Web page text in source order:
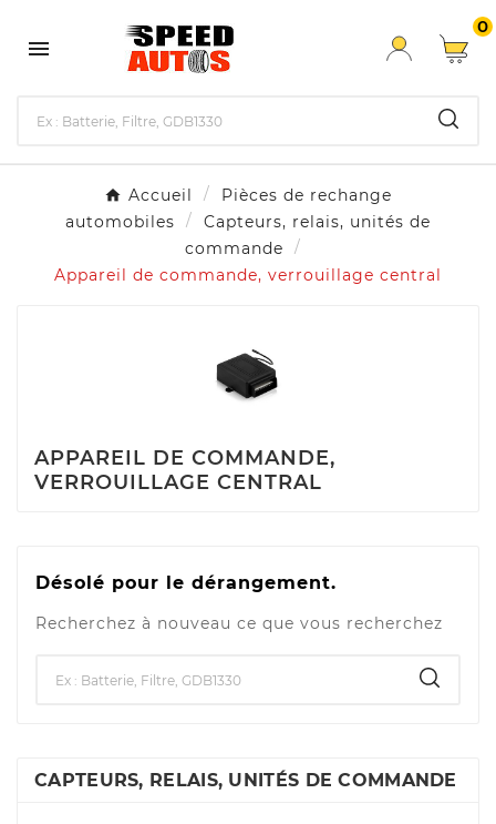

0
Accueil
Pièces de rechange
automobiles
Capteurs, relais, unités de
commande
Appareil de commande, verrouillage central
APPAREIL DE COMMANDE,
VERROUILLAGE CENTRAL
Désolé pour le dérangement.
Recherchez à nouveau ce que vous recherchez
CAPTEURS, RELAIS, UNITÉS DE COMMANDE